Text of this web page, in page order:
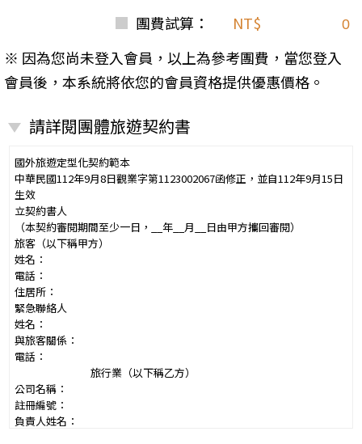
團費試算：
NT$
※ 因為您尚未登入會員，以上為參考團費，當您登入
會員後，本系統將依您的會員資格提供優惠價格。
請詳閱團體旅遊契約書
國外旅遊定型化契約範本
中華民國112年9月8日觀業字第1123002067函修正，並自112年9月15日
生效
立契約書人
（本契約審閱期間至少一日，__年__月__日由甲方攜回審閱）
旅客（以下稱甲方）
姓名：
電話：
住居所：
緊急聯絡人
姓名：
與旅客關係：
電話：
旅行業（以下稱乙方）
公司名稱：
註冊編號：
負責人姓名：